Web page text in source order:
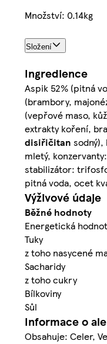
Množství: 0.14kg
Složení
Ingredience
Aspik 52% (pitná
(brambory,
(vepřové maso,
extrakty koření,
disiřičitan sodný),
mletý,
stabilizátor:
pitná voda, ocet
Výživové údaje
Běžné hodnoty
Energetická
Tuky
z toho nasycené
Sacharidy
z toho cukry
Bílkoviny
Sůl
Informace o
Obsahuje: Celer,